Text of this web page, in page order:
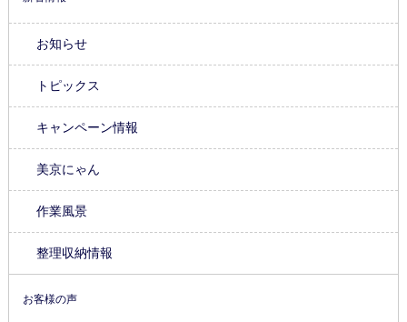
お知らせ
トピックス
キャンペーン情報
美京にゃん
作業風景
整理収納情報
お客様の声